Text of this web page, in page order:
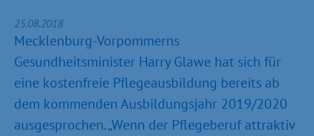
25.08.2018
Mecklenburg-Vorpommerns
Gesundheitsminister Harry Glawe hat sich für
eine kostenfreie Pflegeausbildung bereits ab
dem kommenden Ausbildungsjahr 2019/2020
ausgesprochen. „Wenn der Pflegeberuf attraktiv